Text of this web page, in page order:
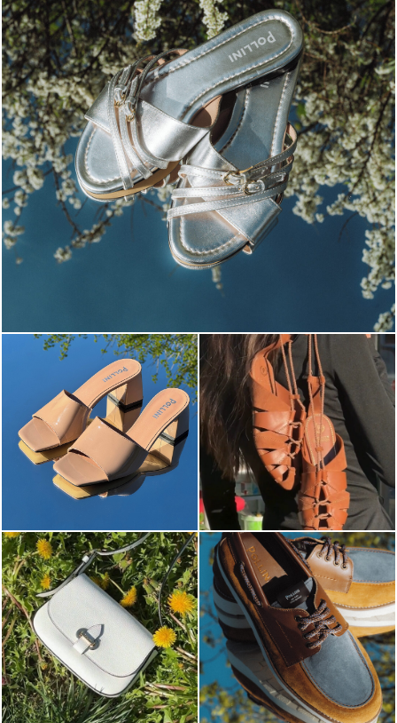
Blending sass and class, the Echos mule in silver is...